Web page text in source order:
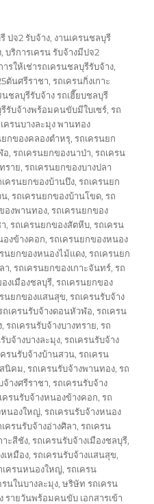
ปจ2 รับจ้าง, งานเครนชลบุรี
,บริการเครน รับจ้างมีปจ2
ารให้เช่ารถเครนชลบุรีรับจ้าง,
ตันศรีราชา,รถเครนกิ่งเกาะ
นชลบุรีรับจ้าง รถเฮี๊ยบชลบุรี
รับจ้างพร้อมคนขับมีใบเซร์,รถ
ครนบางละมุง พานทอง
ยกของคลองตำหรุ,รถเครนยก
อ,รถเครนยกของนาป่า,รถเครน
ราย,รถเครนยกของบางปลา
เครนยกของบ้านบึง,รถเครนยก
น,รถเครนยกของบ้านโขด,รถ
องพานทอง,รถเครนยกของ
,รถเครนยกของสัตหีบ,รถเครน
องข้างคอก,รถเครนยกของหนอง
นยกของหนองไม้แดง,รถเครนยก
า,รถเครนยกของเกาะจันทร์,รถ
งเมืองชลบุรี,รถเครนยกของ
นยกของแสนสุข,รถเครนรับจ้าง
ถเครนรับจ้างดอนหัวฬ่อ,รถเครน
,รถเครนรับจ้างบางทราย,รถ
บจ้างบางละมุง,รถเครนรับจ้าง
ครนรับจ้างบ้านสวน,รถเครน
นิคม,รถเครนรับจ้างพานทอง,รถ
จ้างศรีราชา,รถเครนรับจ้าง
ครนรับจ้างหนองข้างคอก,รถ
หนองใหญ่,รถเครนรับจ้างหนอง
เครนรับจ้างอ่างศิลา,รถเครน
าะสีชัง,รถเครนรับจ้างเมืองชลบุรี,
เหมือง,รถเครนรับจ้างแสนสุข,
เครนหนองใหญ่,รถเครน
รนในบางละมุง,ษริษัท รถเครน
รายวันพร้อมคนขับ เอกสารเข้า